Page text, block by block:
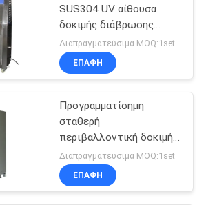
SUS304 UV αίθουσα
δοκιμής διάβρωσης
περιβαλλοντική
Διαπραγματεύσιμα MOQ:1set
ΕΠΑΦΉ
Προγραμματίσημη
σταθερή
περιβαλλοντική δοκιμή
αιθουσών υγρασίας
θερμοκρασίας
Διαπραγματεύσιμα MOQ:1set
ΕΠΑΦΉ